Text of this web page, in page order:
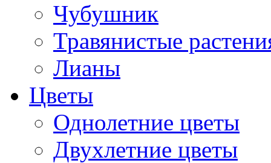
Чубушник
Травянистые
Лианы
Цветы
Однолетние цветы
Двухлетние цветы